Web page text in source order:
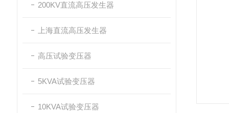
200KV直流高压发生器
上海直流高压发生器
高压试验变压器
5KVA试验变压器
10KVA试验变压器